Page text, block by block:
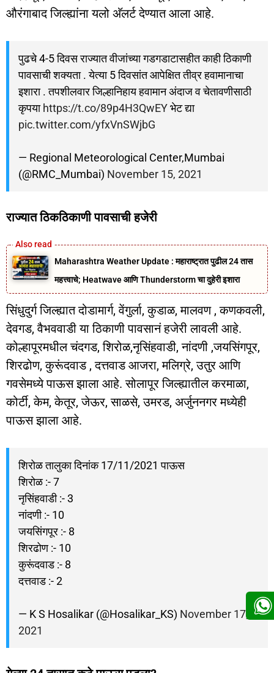
औरंगाबाद जिल्ह्यांना यलो अ‌ॅलर्ट देण्यात आला आहे.
पुढचे 4-5 दिवस राज्यात वीजांच्या गडगडाटासहीत काही ठिकाणी
पावसाची शक्यता . येत्या 5 दिवसांत आपेक्षित तीव्र हवामानाचा
इशारा . तपशीलवार जिल्हानिहाय हवामान अंदाज व चेतावणीसाठी
कृपयाhttps://t.co/89p4H3QwEYभेट द्या
pic.twitter.com/yfxVnSWjbG
— Regional Meteorological Center,Mumbai
(@RMC_Mumbai) November 15, 2021
राज्यात ठिकठिकाणी पावसाची हजेरी
Maharashtra Weather Update : महाराष्ट्रात पुढील 24 तास
महत्त्वाचे; Heatwave आणि Thunderstorm चा दुहेरी इशारा
सिंधुदुर्ग जिल्ह्यात दोडामार्ग, वेंगुर्ला, कुडाळ, मालवण , कणकवली,
देवगड, वैभववाडी या ठिकाणी पावसानं हजेरी लावली आहे.
कोल्हापूरमधील चंदगड, शिरोळ,नृसिंहवाडी, नांदणी ,जयसिंगपूर,
शिरढोण, कुरूंदवाड , दत्तवाड आजरा, मलिग्रे, उतुर आणि
गवसेमध्ये पाऊस झाला आहे. सोलापूर जिल्ह्यातील करमाळा,
कोर्टी, केम, केतूर, जेऊर, साळसे, उमरड, अर्जुननगर मध्येही
पाऊस झाला आहे.
शिरोळ तालुका दिनांक 17/11/2021 पाऊस
शिरोळ :- 7
नृसिंहवाडी :- 3
नांदणी :- 10
जयसिंगपूर :- 8
शिरढोण :- 10
कुरूंदवाड :- 8
दत्तवाड :- 2
— K S Hosalikar (@Hosalikar_KS) November 17,
2021